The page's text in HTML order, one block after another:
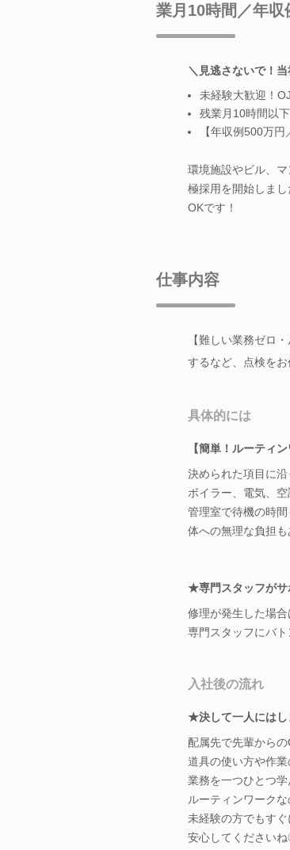
業月10時間／年
＼見逃さないで！
未経験大歓迎！
残業月10時間以
【年収例500万
環境施設やビル、
極採用を開始しま
OKです！
仕事内容
【難しい業務ゼロ
するなど、点検を
具体的には
【簡単！ルーティン
決められた項目に沿
ボイラー、電気、空
管理室で待機の時
体への無理な負担も
★専門スタッフがサ
修理が発生した場合
専門スタッフにバト
入社後の流れ
★決して一人にはし
配属先で先輩から
道具の使い方や作
業務を一つひとつ学
ルーティンワークな
未経験の方でもす
安心してください